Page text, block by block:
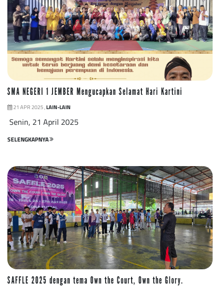
SMA NEGERI 1 JEMBER Mengucapkan Selamat Hari Kartini
21 APR 2025 ,LAIN-LAIN
Senin, 21 April 2025
SELENGKAPNYA
SAFFLE 2025 dengan tema Own the Court, Own the Glory.